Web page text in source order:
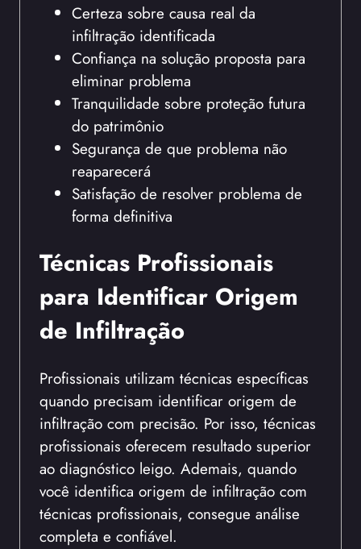
Certeza sobre causa real da
infiltração identificada
Confiança na solução proposta para
eliminar problema
Tranquilidade sobre proteção futura
do patrimônio
Segurança de que problema não
reaparecerá
Satisfação de resolver problema de
forma definitiva
Técnicas Profissionais
para Identificar Origem
de Infiltração
Profissionais utilizam técnicas específicas
quando precisam identificar origem de
infiltração com precisão. Por isso, técnicas
profissionais oferecem resultado superior
ao diagnóstico leigo. Ademais, quando
você identifica origem de infiltração com
técnicas profissionais, consegue análise
completa e confiável.